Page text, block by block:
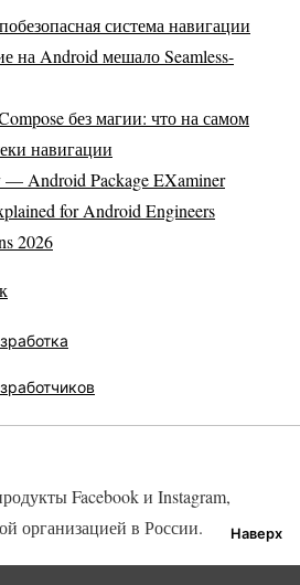
система навигации
на Android мешало Seamless-
без магии: что на самом
навигации
Android Package EXaminer
for Android Engineers
2026
Наверх
Facebook и Instagram,
организацией в России.